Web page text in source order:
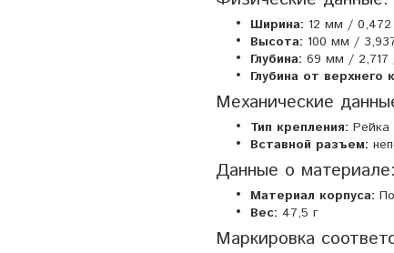
Ширина: 12 мм /
Высота: 100 мм /
Глубина: 69 мм /
Глубина от верхнего
Механические
Тип крепления: Рейка
Вставной разъем:
Данные о материале:
Материал корпуса:
Вес: 47,5 г
Маркировка